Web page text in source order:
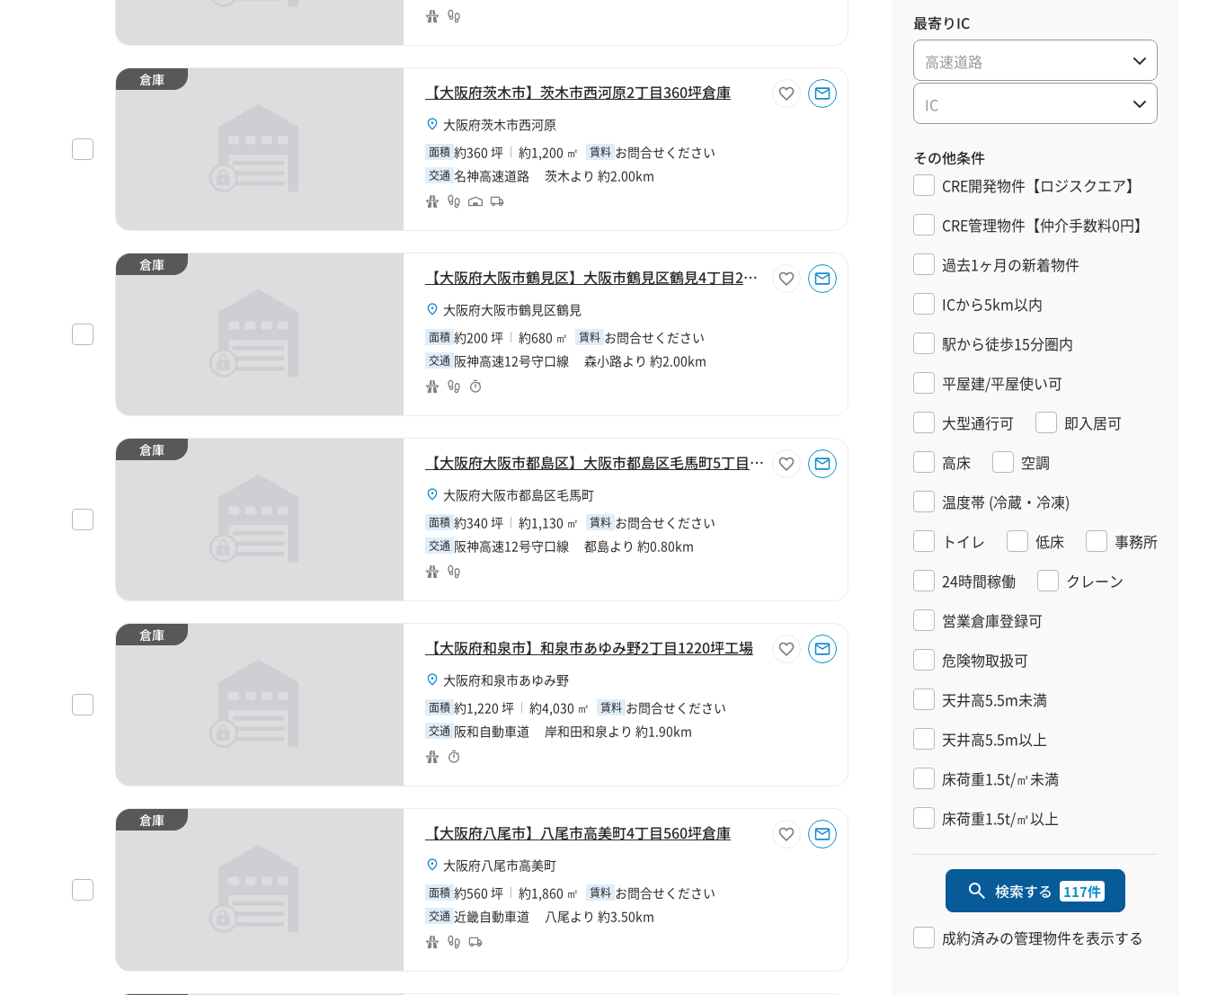
倉庫
【大阪府茨木市】茨木市西河原2丁目360坪倉庫
大阪府茨木市西河原
面積 約360 坪 約1,200 ㎡ 賃料 お問合せください
交通 名神高速道路 茨木より 約2.00km
倉庫
【大阪府大阪市鶴見区】大阪市鶴見区鶴見4丁目210坪倉庫
大阪府大阪市鶴見区鶴見
面積 約200 坪 約680 ㎡ 賃料 お問合せください
交通 阪神高速12号守口線 森小路より 約2.00km
倉庫
【大阪府大阪市都島区】大阪市都島区毛馬町5丁目340坪倉庫
大阪府大阪市都島区毛馬町
面積 約340 坪 約1,130 ㎡ 賃料 お問合せください
交通 阪神高速12号守口線 都島より 約0.80km
倉庫
【大阪府和泉市】和泉市あゆみ野2丁目1220坪工場
大阪府和泉市あゆみ野
面積 約1,220 坪 約4,030 ㎡ 賃料 お問合せください
交通 阪和自動車道 岸和田和泉より 約1.90km
倉庫
【大阪府八尾市】八尾市高美町4丁目560坪倉庫
大阪府八尾市高美町
面積 約560 坪 約1,860 ㎡ 賃料 お問合せください
交通 近畿自動車道 八尾より 約3.50km
最寄りIC
高速道路
IC
その他条件
CRE開発物件【ロジスクエア】
CRE管理物件【仲介手数料0円】
過去1ヶ月の新着物件
ICから5km以内
駅から徒歩15分圏内
平屋建/平屋使い可
大型通行可
即入居可
高床
空調
温度帯 (冷蔵・冷凍)
トイレ
低床
事務所
24時間稼働
クレーン
営業倉庫登録可
危険物取扱可
天井高5.5m未満
天井高5.5m以上
床荷重1.5t/㎡未満
床荷重1.5t/㎡以上
検索する 117件
成約済みの管理物件を表示する